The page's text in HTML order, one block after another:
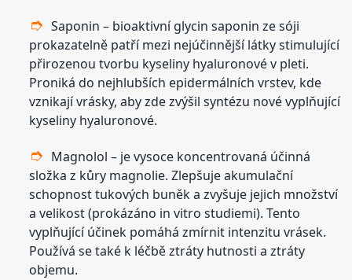
Saponin – bioaktivní glycin saponin ze sóji
prokazatelně patří mezi nejúčinnější látky stimulující
přirozenou tvorbu kyseliny hyaluronové v pleti.
Proniká do nejhlubších epidermálních vrstev, kde
vznikají vrásky, aby zde zvýšil syntézu nové vyplňující
kyseliny hyaluronové.
Magnolol – je vysoce koncentrovaná účinná
složka z kůry magnolie. Zlepšuje akumulační
schopnost tukových buněk a zvyšuje jejich množství
a velikost (prokázáno in vitro studiemi). Tento
vyplňující účinek pomáhá zmírnit intenzitu vrásek.
Používá se také k léčbě ztráty hutnosti a ztráty
objemu.